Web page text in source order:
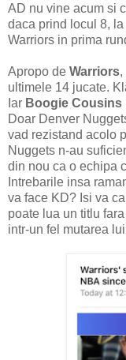
AD nu vine acum si
daca prind locul 8,
Warriors in prima
Apropo de Warriors,
ultimele 14 jucate.
Iar Boogie Cousins
Doar Denver
vad rezistand acolo
Nuggets n-au
din nou ca o echipa
Intrebarile insa
va face KD? Isi va
poate lua un titlu
intr-un fel mutarea